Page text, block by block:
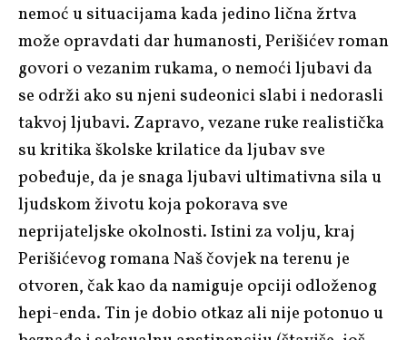
nemoć u situacijama kada jedino lična žrtva
može opravdati dar humanosti, Perišićev roman
govori o vezanim rukama, o nemoći ljubavi da
se održi ako su njeni sudeonici slabi i nedorasli
takvoj ljubavi. Zapravo, vezane ruke realistička
su kritika školske krilatice da ljubav sve
pobeđuje, da je snaga ljubavi ultimativna sila u
ljudskom životu koja pokorava sve
neprijateljske okolnosti. Istini za volju, kraj
Perišićevog romanaNaš čovjek na terenuje
otvoren, čak kao da namiguje opciji odloženog
hepi-enda. Tin je dobio otkaz ali nije potonuo u